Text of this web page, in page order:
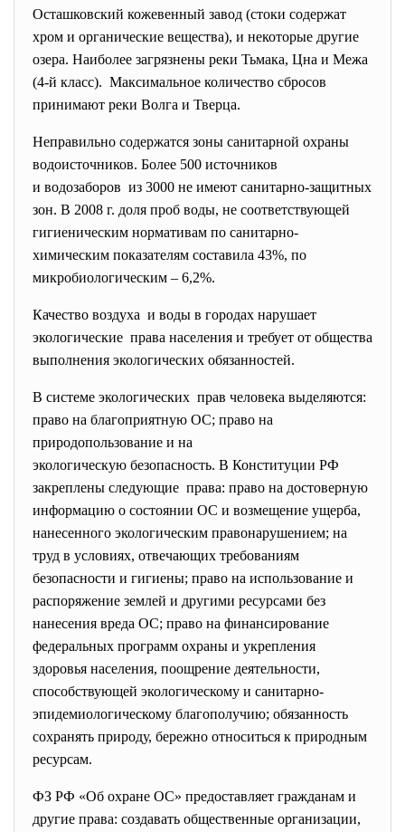
Осташковский кожевенный завод (стоки содержат
хром и органические вещества), и некоторые другие
озера. Наиболее загрязнены реки Тьмака, Цна и Межа
(4-й класс). Максимальное количество сбросов
принимают реки Волга и Тверца.
Неправильно содержатся зоны санитарной охраны
водоисточников. Более 500 источников
и водозаборов из 3000 не имеют санитарно-защитных
зон. В 2008 г. доля проб воды, не соответствующей
гигиеническим нормативам по санитарно-
химическим показателям составила 43%, по
микробиологическим – 6,2%.
Качество воздуха и воды в городах нарушает
экологические права населения и требует от общества
выполнения экологических обязанностей.
В системе экологических прав человека выделяются:
право на благоприятную ОС; право на
природопользование и на
экологическую безопасность. В Конституции РФ
закреплены следующие права: право на достоверную
информацию о состоянии ОС и возмещение ущерба,
нанесенного экологическим правонарушением; на
труд в условиях, отвечающих требованиям
безопасности и гигиены; право на использование и
распоряжение землей и другими ресурсами без
нанесения вреда ОС; право на финансирование
федеральных программ охраны и укрепления
здоровья населения, поощрение деятельности,
способствующей экологическому и санитарно-
эпидемиологическому благополучию; обязанность
сохранять природу, бережно относиться к природным
ресурсам.
ФЗ РФ «Об охране ОС» предоставляет гражданам и
другие права: создавать общественные организации,